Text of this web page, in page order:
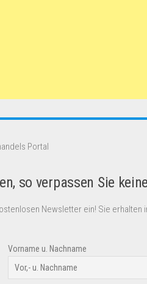
Portal
so verpassen Sie
Newsletter ein! Sie
Vorname u. Nachname